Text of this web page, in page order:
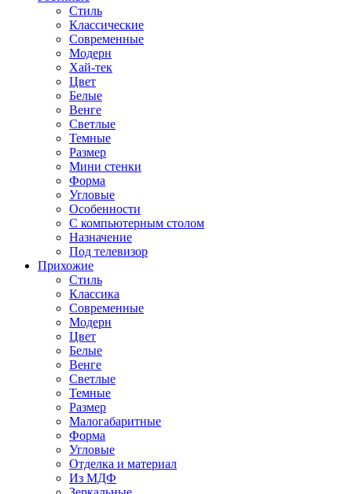
Стиль
Классические
Современные
Модерн
Хай-тек
Цвет
Белые
Венге
Светлые
Темные
Размер
Мини стенки
Форма
Угловые
Особенности
С компьютерным столом
Назначение
Под телевизор
Прихожие
Стиль
Классика
Современные
Модерн
Цвет
Белые
Венге
Светлые
Темные
Размер
Малогабаритные
Форма
Угловые
Отделка и материал
Из МДФ